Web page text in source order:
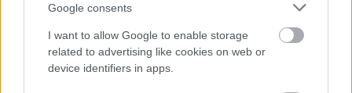
Google consents
I want to allow Google to enable storage
related to advertising like cookies on web or
device identifiers in apps.